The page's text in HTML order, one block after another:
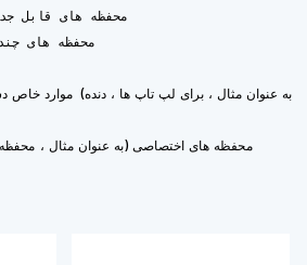
محفظه های قابل
محفظه های
موارد خاصبرش های فوم دقیق (به عنوان مثال ، برای لپ تاپ ها ، دنده
محفظه های اختصاصی (به عنوان مثال ،